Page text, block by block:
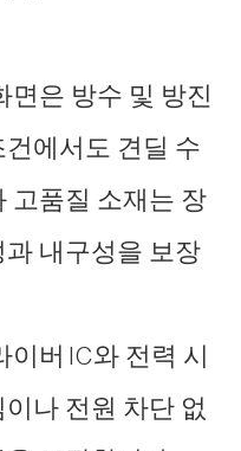
면은 방수 및 방진
에서도 견딜 수
고품질 소재는 장
내구성을 보장
버 IC와 전력 시
나 전원 차단 없